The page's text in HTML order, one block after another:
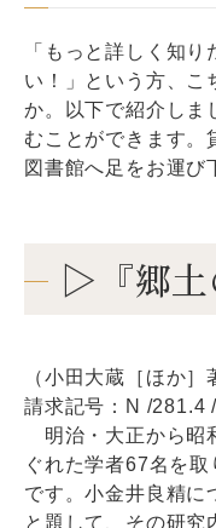
「もっと詳しく知
い！」という方、こ
か。以下で紹介しま
むことができます。
図書館へ足をお運び
▷『郷土
（小田大蔵［ほか
請求記号：N /281.4
明治・大正から昭
ぐれた学者67名を
です。小金井良精に
と題して、その研究